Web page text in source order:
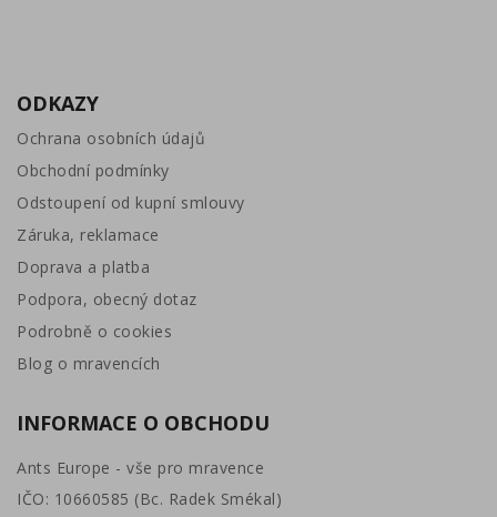
ODKAZY
Ochrana osobních údajů
Obchodní podmínky
Odstoupení od kupní smlouvy
Záruka, reklamace
Doprava a platba
Podpora, obecný dotaz
Podrobně o cookies
Blog o mravencích
INFORMACE O OBCHODU
Ants Europe - vše pro mravence
IČO: 10660585 (Bc. Radek Smékal)